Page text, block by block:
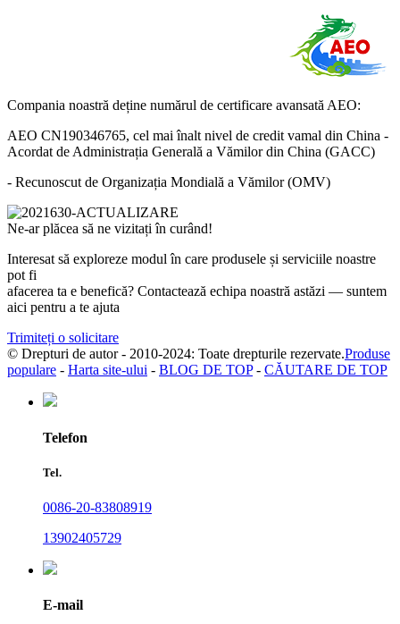
Compania noastră deține numărul de certificare avansată AEO:
AEO CN190346765, cel mai înalt nivel de credit vamal din China -
Acordat de Administrația Generală a Vămilor din China (GACC)
- Recunoscut de Organizația Mondială a Vămilor (OMV)
Ne-ar plăcea să ne vizitați în curând!
Interesat să exploreze modul în care produsele și serviciile noastre
pot fi
afacerea ta e benefică? Contactează echipa noastră astăzi — suntem
aici pentru a te ajuta
Trimiteți o solicitare
© Drepturi de autor - 2010-2024: Toate drepturile rezervate.Produse
populare - Harta site-ului - BLOG DE TOP- CĂUTARE DE TOP
Telefon
Tel.
0086-20-83808919
13902405729
E-mail